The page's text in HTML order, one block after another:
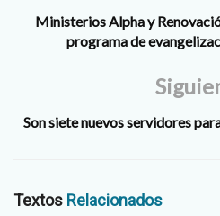
Ministerios Alpha y
programa de
Son siete nuevos servidores
Textos Relacionados